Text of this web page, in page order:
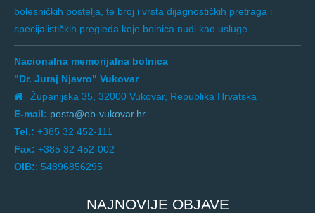
bolesničkih postelja, te broj i vrsta dijagnostičkih pretraga i
specijalističkih pregleda koje bolnica nudi kao usluge.
Nacionalna memorijalna bolnica
"Dr. Juraj Njavro" Vukovar
Županijska 35, 32000 Vukovar, Republika Hrvatska
E-mail: posta@ob-vukovar.hr
Tel.: +385 32 452-111
Fax: +385 32 452-002
OIB:: 54896856295
NAJNOVIJE OBJAVE